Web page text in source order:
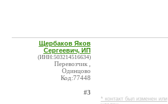
Щербаков Яков
Сергеевич, ИП
(ИНН:503214516634)
Перевозчик ,
Одинцово
Код:77448
#3
* контакт был изменен или